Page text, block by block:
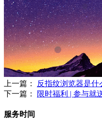
上一篇：
反指纹浏览器是什
下一篇：
限时福利 | 参与就
服务时间